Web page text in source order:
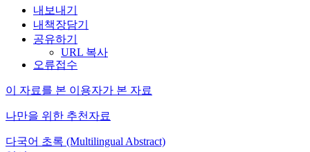
내보내기
내책장담기
공유하기
URL 복사
오류접수
이 자료를 본 이용자가 본 자료
나만을 위한 추천자료
다국어 초록 (Multilingual Abstract)